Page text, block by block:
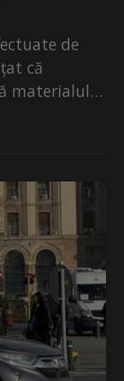
de
că
materialului